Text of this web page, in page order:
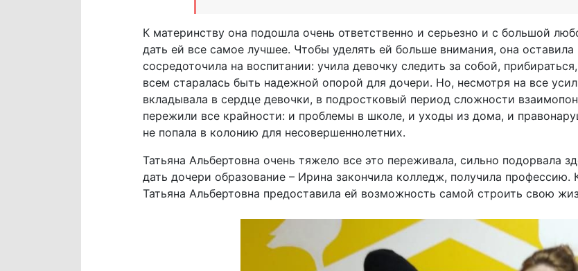
К материнству она подошла очень ответственно и серьезно и с большой
дать ей все самое лучшее. Чтобы уделять ей больше внимания, она
сосредоточила на воспитании: учила девочку следить за собой,
всем старалась быть надежной опорой для дочери. Но, несмотря на все
вкладывала в сердце девочки, в подростковый период сложности
пережили все крайности: и проблемы в школе, и уходы из дома, и
не попала в колонию для несовершеннолетних.
Татьяна Альбертовна очень тяжело все это переживала, сильно подорвала
дать дочери образование – Ирина закончила колледж, получила профессию.
Татьяна Альбертовна предоставила ей возможность самой строить свою